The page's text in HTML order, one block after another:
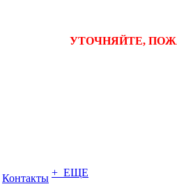
УТОЧНЯЙТЕ,
Контакты + ЕЩЕ